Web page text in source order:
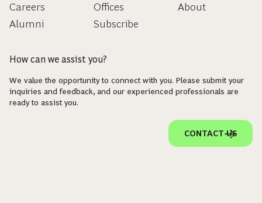
Careers
Alumni
Offices
Subscribe
About
How can we assist you?
We value the opportunity to connect with you. Please submit your
inquiries and feedback, and our experienced professionals are
ready to assist you.
CONTACT US